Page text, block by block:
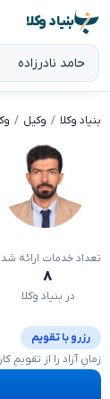
بنیاد وکلا
بنیاد وکلا وکیل
تعداد خدمات ارائه
۸
در بنیاد وکلا
رزرو با تقویم
زمانِ آزاد را از تقویمِ